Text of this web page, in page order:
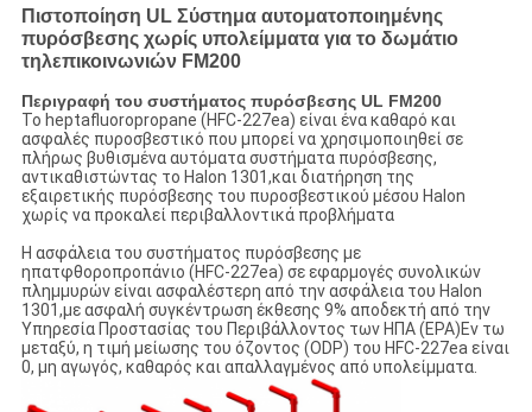
Πιστοποίηση UL Σύστημα αυτοματοποιημένης
πυρόσβεσης χωρίς υπολείμματα για το δωμάτιο
τηλεπικοινωνιών FM200
Περιγραφή του συστήματος πυρόσβεσης UL FM200
Το heptafluoropropane (HFC-227ea) είναι ένα καθαρό και
ασφαλές πυροσβεστικό που μπορεί να χρησιμοποιηθεί σε
πλήρως βυθισμένα αυτόματα συστήματα πυρόσβεσης,
αντικαθιστώντας το Halon 1301,και διατήρηση της
εξαιρετικής πυρόσβεσης του πυροσβεστικού μέσου Halon
χωρίς να προκαλεί περιβαλλοντικά προβλήματα
Η ασφάλεια του συστήματος πυρόσβεσης με
ηπατφθοροπροπάνιο (HFC-227ea) σε εφαρμογές συνολικών
πλημμυρών είναι ασφαλέστερη από την ασφάλεια του Halon
1301,με ασφαλή συγκέντρωση έκθεσης 9% αποδεκτή από την
Υπηρεσία Προστασίας του Περιβάλλοντος των ΗΠΑ (EPA)Εν τω
μεταξύ, η τιμή μείωσης του όζοντος (ODP) του HFC-227ea είναι
0, μη αγωγός, καθαρός και απαλλαγμένος από υπολείμματα.